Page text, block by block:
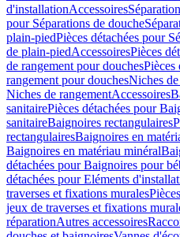
d'installationAccessoires
pour Séparations de douche
plain-piedPièces détachées pour
de plain-piedAccessoiresPièces
de rangement pour douchesPièces
rangement pour douchesNiches
Niches de rangementAccessoires
sanitairePièces détachées pour
sanitaireBaignoires rectangulaires
rectangulairesBaignoires en
Baignoires en matériau minéral
détachées pour Baignoires pour
détachées pour Eléments
traverses et fixations murales
jeux de traverses et fixations
réparationAutres accessoires